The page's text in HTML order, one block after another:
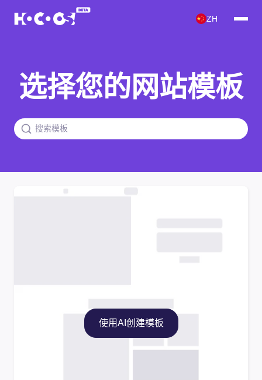
ZH
选择您的网站模板
使用AI创建模板